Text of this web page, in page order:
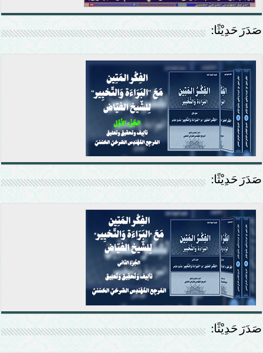
صَدَرَ حَدِيْثًا:
صَدَرَ حَدِيْثًا:
صَدَرَ حَدِيْثًا: